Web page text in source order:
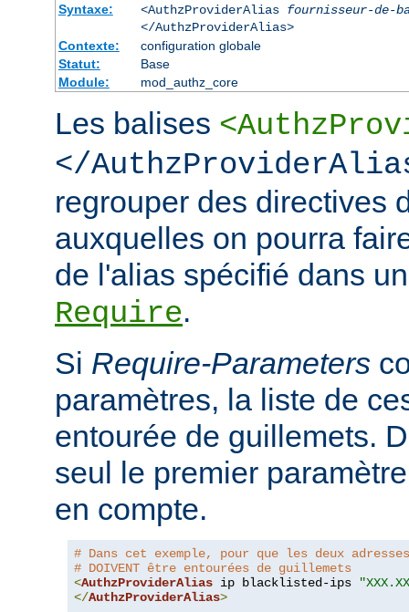
Syntaxe:
<AuthzProviderAlias fournisseur-de-
</AuthzProviderAlias>
Contexte:
configuration globale
Statut:
Base
Module:
mod_authz_core
Les balises
</
regrouper des directives
auxquelles on pourra
de l'alias spécifié dans
Require.
Si Require-Parameters
paramètres, la liste de
entourée de guillemets.
seul le premier
en compte.
# Dans cet exemple, pour que les deux
# DOIVENT être entourées de guillemets
<AuthzProviderAlias ip blacklisted-ips
</AuthzProviderAlias>